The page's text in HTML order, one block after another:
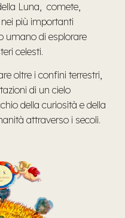
Luna, comete,
più importanti
umano di esplorare
celesti.
oltre i confini terrestri,
di un cielo
della curiosità e della
attraverso i secoli.